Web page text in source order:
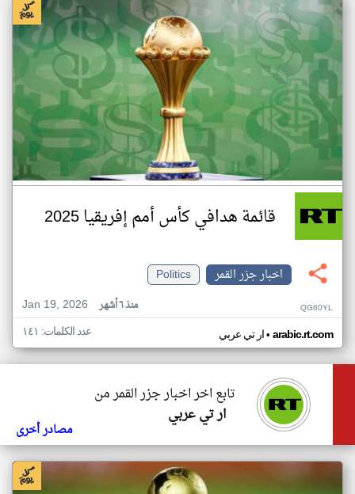
قائمة هدافي كأس أمم إفريقيا 2025
اخبار جزر القمر
Politics
Jan 19, 2026
منذ ٦ أشهر QG60YL
ار تي عربي• arabic.rt.com عدد الكلمات: ١٤١
تابع اخر اخبار جزر القمر من
ار تي عربي
مصادر أخرى